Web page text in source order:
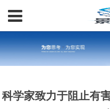
科学家致力于阻止有